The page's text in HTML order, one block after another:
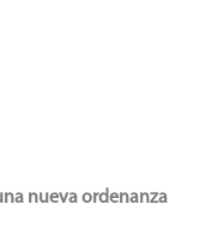
nueva ordenanza